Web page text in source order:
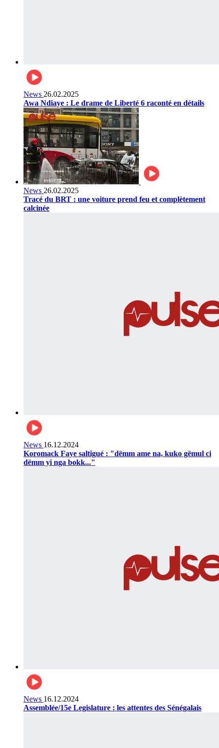
News 26.02.2025
Awa Ndiaye : Le drame de Liberté 6 raconté en détails
News 26.02.2025
Tracé du BRT : une voiture prend feu et complètement
calcinée
News 16.12.2024
Koromack Faye saltigué : "dëmm ame na, kuko gëmul ci
dëmm yi nga bokk..."
News 16.12.2024
Assemblée/15e Legislature : les attentes des Sénégalais